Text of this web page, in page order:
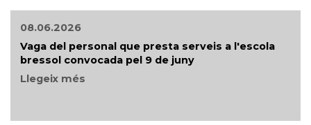
08.06.2026
Vaga del personal que presta serveis a l'escola
bressol convocada pel 9 de juny
Llegeix més